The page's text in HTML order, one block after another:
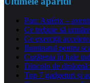
Parc Astérix –
Ce trebuie să
Ce exerciții
Iluminatul pentru
Curățenia în hale
Dincolo de
Top 7 gadgeturi și